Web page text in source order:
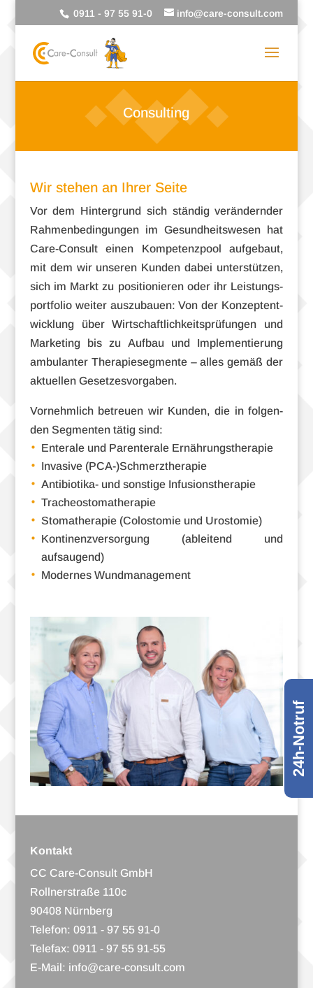
0911 - 97 55 91-0 info@care-consult.com
Consulting
Wir stehen an Ihrer Seite
Vor dem Hin­ter­grund sich stän­dig ver­än­dern­der
Rah­men­be­din­gun­gen im Gesund­heits­we­sen hat
Care-Consult einen Kom­pe­tenz­pool auf­ge­baut,
mit dem wir unse­ren Kun­den dabei unter­stüt­zen,
sich im Markt zu posi­tio­nie­ren oder ihr Leis­tungs­
port­fo­lio wei­ter aus­zu­bauen: Von der Kon­zept­ent­
wick­lung über Wirt­schaft­lich­keits­prü­fun­gen und
Mar­ke­ting bis zu Auf­bau und Imple­men­tie­rung
ambu­lan­ter The­ra­pie­seg­mente – alles gemäß der
aktu­el­len Gesetzesvorgaben.
Vor­nehm­lich betreuen wir Kun­den, die in fol­gen­
den Seg­men­ten tätig sind:
Ente­r­ale und Par­en­te­r­ale Ernährungstherapie
Inva­sive (PCA-)Schmerztherapie
Antibiotika- und sons­tige Infusionstherapie
Tra­cheo­sto­ma­the­ra­pie
Sto­ma­the­ra­pie (Colosto­mie und Urostomie)
Kon­ti­nenz­ver­sor­gung (ablei­tend und
aufsaugend)
Moder­nes Wundmanagement
Kontakt
CC Care-Consult GmbH
Roll­ner­straße 110c
90408 Nürnberg
Tele­fon: 0911 - 97 55 91-0
Tele­fax: 0911 - 97 55 91-55
E-Mail: info@care-consult.com
24h-Notruf